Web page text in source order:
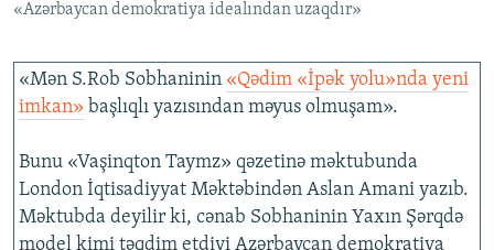
AZADLIQRADIOSU MOBIL TELEFONUNUZDA
XƏBƏR BÜLLETENLƏRIMIZ
RFE/RL-in bütün saytları
«Azərbaycan demokratiya idealından uzaqdır»
«Mən S.Rob Sobhaninin «Qədim «İpək yolu»nda yeni
imkan» başlıqlı yazısından məyus olmuşam».
Bunu «Vaşinqton Taymz» qəzetinə məktubunda
London İqtisadiyyat Məktəbindən Aslan Amani yazıb.
Məktubda deyilir ki, cənab Sobhaninin Yaxın Şərqdə
model kimi təqdim etdiyi Azərbaycan demokratiya